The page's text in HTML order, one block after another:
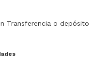
Transferencia o depósito